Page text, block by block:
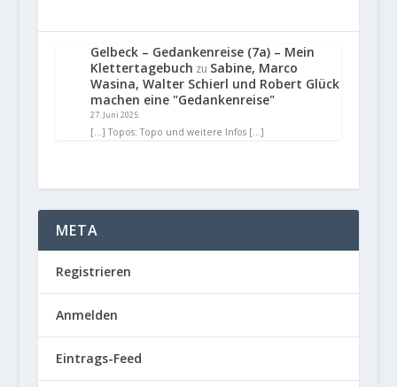
Gelbeck – Gedankenreise (7a) – Mein
Klettertagebuch zu Sabine, Marco
Wasina, Walter Schierl und Robert Glück
machen eine "Gedankenreise"
27. Juni 2025
[…] Topos: Topo und weitere Infos […]
META
Registrieren
Anmelden
Eintrags-Feed